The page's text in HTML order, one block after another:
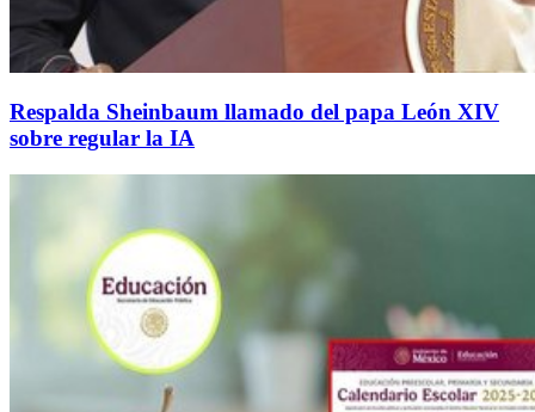
Respalda Sheinbaum llamado del papa León XIV
sobre regular la IA